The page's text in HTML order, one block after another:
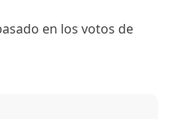
en los votos de